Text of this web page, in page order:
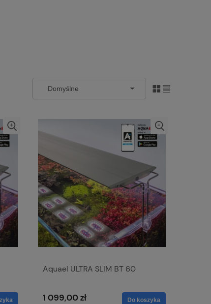
Aquael ULTRA SLIM BT 60
1 099,00 zł Do koszyka